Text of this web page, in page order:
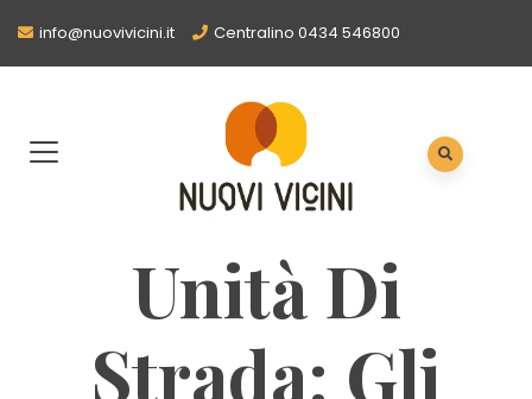
info@nuovivicini.it Centralino 0434 546800
Unità Di
Strada: Gli